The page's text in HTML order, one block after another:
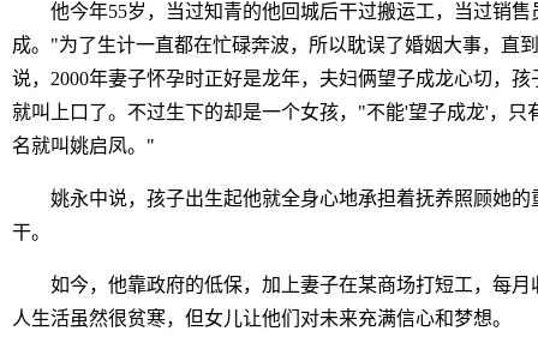
他今年55岁，当过知青的他回城后干过搬运工，当过销售
成。"为了生计一直都在忙碌奔波，所以耽误了婚姻大事，直
说，2000年妻子怀孕时正好是龙年，夫妇俩望子成龙心切，
就叫上口了。不过生下的却是一个女孩，"不能'望子成龙'，只
名就叫姚启凤。"
姚永中说，孩子出生起他就全身心地承担着抚养照顾她的
干。
如今，他靠政府的低保，加上妻子在某商场打短工，每月
人生活虽然很贫寒，但女儿让他们对未来充满信心和梦想。